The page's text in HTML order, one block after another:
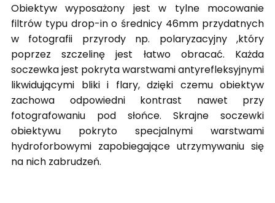
Obiektyw wyposażony jest w tylne mocowanie
filtrów typu drop-in o średnicy 46mm przydatnych
w fotografii przyrody np. polaryzacyjny ,który
poprzez szczelinę jest łatwo obracać. Każda
soczewka jest pokryta warstwami antyrefleksyjnymi
likwidującymi bliki i flary, dzięki czemu obiektyw
zachowa odpowiedni kontrast nawet przy
fotografowaniu pod słońce. Skrajne soczewki
obiektywu pokryto specjalnymi warstwami
hydroforbowymi zapobiegające utrzymywaniu się
na nich zabrudzeń.